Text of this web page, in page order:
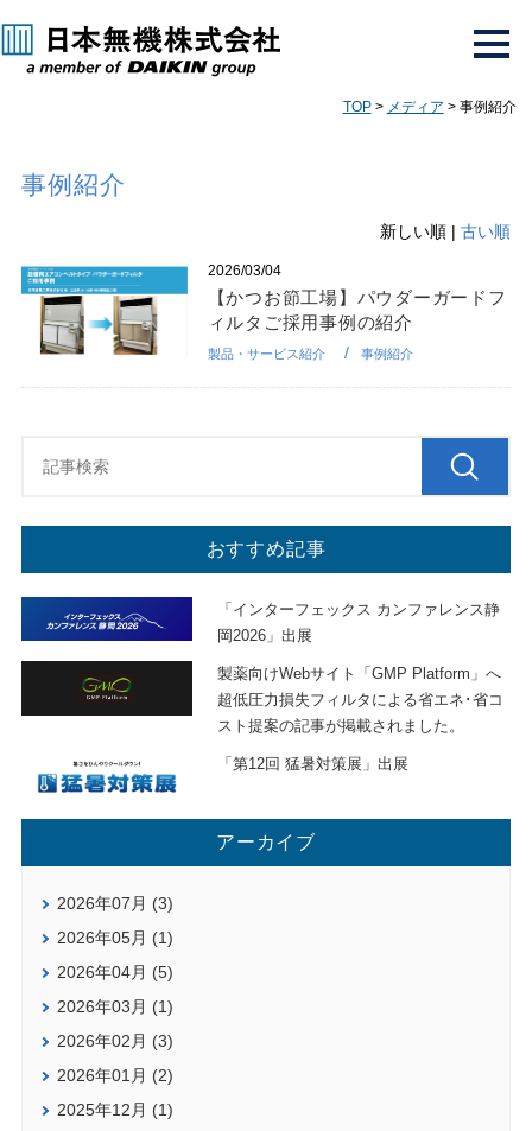
TOP> メディア > 事例紹介
事例紹介
新しい順 |古い順
2026/03/04
【かつお節工場】パウダーガードフ
ィルタご採用事例の紹介
製品・サービス紹介 事例紹介
おすすめ記事
「インターフェックス カンファレンス静
岡2026」出展
製薬向けWebサイト「GMP Platform」へ
超低圧力損失フィルタによる省エネ･省コ
スト提案の記事が掲載されました。
「第12回 猛暑対策展」出展
アーカイブ
2026年07月 (3)
2026年05月 (1)
2026年04月 (5)
2026年03月 (1)
2026年02月 (3)
2026年01月 (2)
2025年12月 (1)